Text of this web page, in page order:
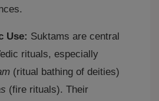
Use: Suktams are central
rituals, especially
(ritual bathing of deities)
(fire rituals). Their